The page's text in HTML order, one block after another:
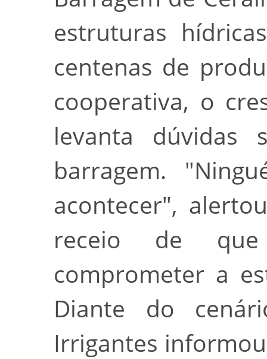
estruturas
centenas de
cooperativa, o
levanta dúvidas
barragem.
acontecer",
receio de
comprometer a
Diante do
Irrigantes